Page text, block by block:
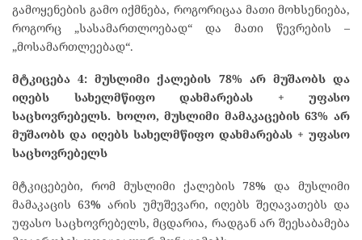
გამოყენების გამო იქმნება, როგორიცაა მათი მოხსენიება,
როგორც „სასამართლოებად“ და მათი წევრების –
„მოსამართლეებად“.
მტკიცება 4:მუსლიმი ქალების 78% არ მუშაობს და
იღებს
სახელმწიფო დახმარებას + უფასო
საცხოვრებელს. ხოლო,მუსლიმი მამაკაცების63%არ
მუშაობს და იღებს სახელმწიფო დახმარებას + უფასო
საცხოვრებელს
მტკიცებები, რომ მუსლიმი ქალების 78% და მუსლიმი
მამაკაცის 63% არის უმუშევარი, იღებს შეღავათებს და
უფასო საცხოვრებელს, მცდარია, რადგან არ შეესაბამება